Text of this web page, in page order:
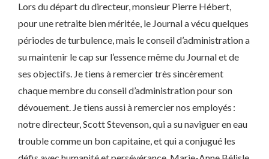
Lors du départ du directeur, monsieur Pierre Hébert,
pour une retraite bien méritée, le Journal a vécu quelques
périodes de turbulence, mais le conseil d’administration a
su maintenir le cap sur l’essence même du Journal et de
ses objectifs. Je tiens à remercier très sincèrement
chaque membre du conseil d’administration pour son
dévouement. Je tiens aussi à remercier nos employés :
notre directeur, Scott Stevenson, qui a su naviguer en eau
trouble comme un bon capitaine, et qui a conjugué les